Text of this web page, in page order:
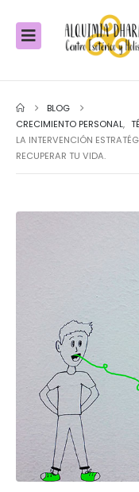
BLOG
CRECIMIENTO PERSONAL,
LA INTERVENCIÓN
RECUPERAR TU VIDA.